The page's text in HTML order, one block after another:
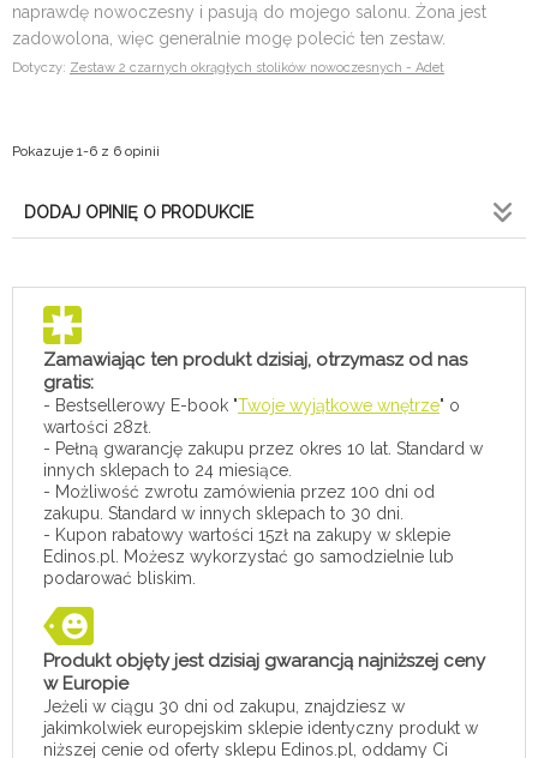
naprawdę nowoczesny i pasują do mojego salonu. Żona jest
zadowolona, więc generalnie mogę polecić ten zestaw.
Dotyczy: Zestaw 2 czarnych okrągłych stolików nowoczesnych - Adet
Pokazuje 1-6 z 6 opinii
DODAJ OPINIĘ O PRODUKCIE
Zamawiając ten produkt dzisiaj, otrzymasz od nas
gratis:
- Bestsellerowy E-book "Twoje wyjątkowe wnętrze" o
wartości 28zł.
- Pełną gwarancję zakupu przez okres 10 lat. Standard w
innych sklepach to 24 miesiące.
- Możliwość zwrotu zamówienia przez 100 dni od
zakupu. Standard w innych sklepach to 30 dni.
- Kupon rabatowy wartości 15zł na zakupy w sklepie
Edinos.pl. Możesz wykorzystać go samodzielnie lub
podarować bliskim.
Produkt objęty jest dzisiaj gwarancją najniższej ceny
w Europie
Jeżeli w ciągu 30 dni od zakupu, znajdziesz w
jakimkolwiek europejskim sklepie identyczny produkt w
niższej cenie od oferty sklepu Edinos.pl, oddamy Ci